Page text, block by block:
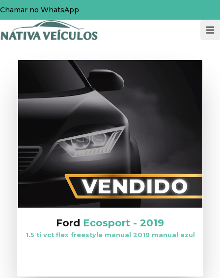
Chamar no WhatsApp
Ford Ecosport - 2019
1.5 ti vct flex freestyle manual 2019 manual azul